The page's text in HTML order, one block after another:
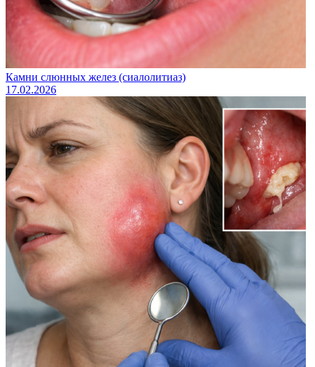
Камни слюнных желез (сиалолитиаз)
17.02.2026